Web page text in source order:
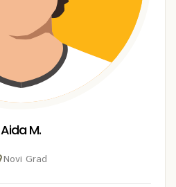
Aida M.
Novi Grad